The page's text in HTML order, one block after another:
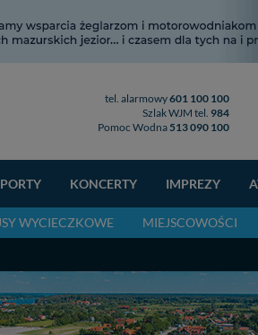
tel. alarmowy601 100 100
Szlak WJM tel. 984
Pomoc Wodna 513 090 100
PORTY KONCERTY IMPREZY
WYCIECZKOWE MIEJSCOWOŚCI